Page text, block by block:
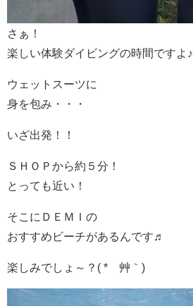
さぁ！
楽しい体験ダイビングの時間ですよ♪
ウェットスーツに
身を包み・・・
いざ出発！！
ＳＨＯＰから約５分！
とっても近い！
そこにＤＥＭＩの
おすすめビーチがあるんです♬
楽しみでしょ～？( *´艸｀)